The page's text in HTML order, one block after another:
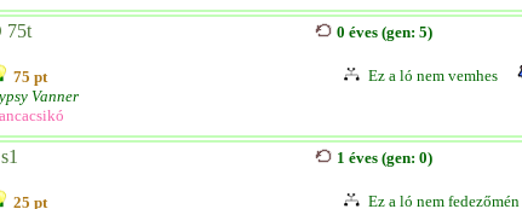
75t
75 pt
Vanner
0 éves (gen: 5)
Ez a ló nem vemhes
25 pt
1 éves (gen: 0)
Ez a ló nem fedezőmén